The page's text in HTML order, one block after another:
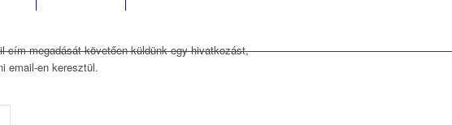
cím megadását követően küldünk egy hivatkozást,
email-en keresztül.